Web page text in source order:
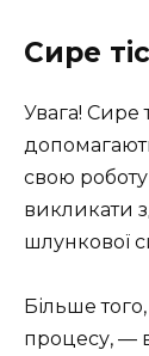
Сире
Увага! Сире
свою
викликати
шлункової
Більше
процесу, —